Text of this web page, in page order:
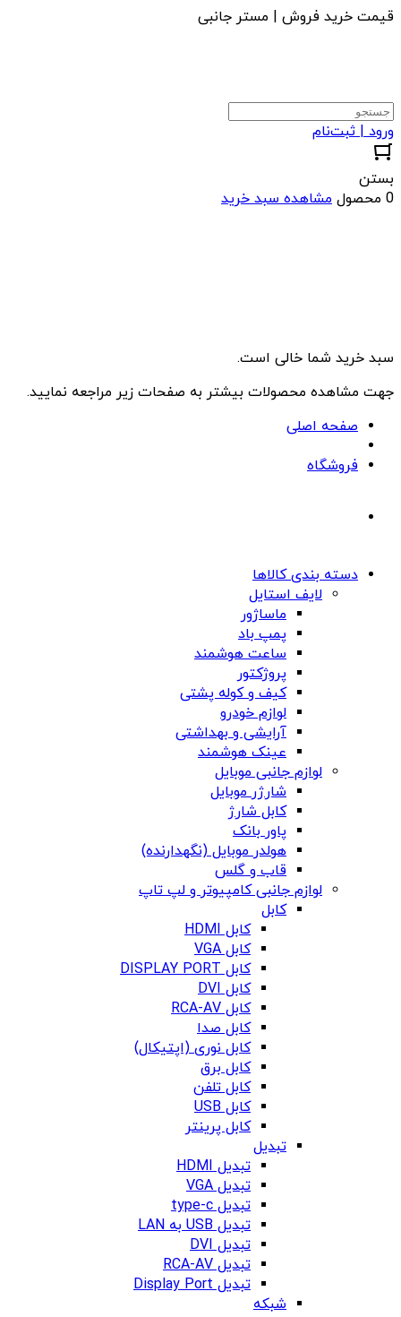
قیمت خرید فروش | مستر جانبی
ورود | ثبت‌نام
بستن
0 محصول
مشاهده سبد خرید
سبد خرید شما خالی است.
جهت مشاهده محصولات بیشتر به صفحات زیر مراجعه نمایید.
صفحه اصلی
فروشگاه
دسته بندی کالاها
لایف استایل
ماساژور
پمپ باد
ساعت هوشمند
پروژکتور
کیف و کوله پشتی
لوازم خودرو
آرایشی و بهداشتی
عینک هوشمند
لوازم جانبی موبایل
شارژر موبایل
کابل شارژ
پاور بانک
هولدر موبایل (نگهدارنده)
قاب و گلس
لوازم جانبی کامپیوتر و لپ تاپ
کابل
کابل HDMI
کابل VGA
کابل DISPLAY PORT
کابل DVI
کابل RCA-AV
کابل صدا
کابل نوری (اپتیکال)
کابل برق
کابل تلفن
کابل USB
کابل پرینتر
تبدیل
تبدیل HDMI
تبدیل VGA
تبدیل type-c
تبدیل USB به LAN
تبدیل DVI
تبدیل RCA-AV
تبدیل Display Port
شبکه